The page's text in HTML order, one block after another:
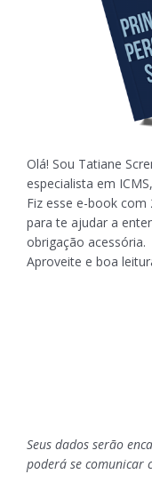
Olá! Sou Tatiane
especialista em
Fiz esse e-book com
para te ajudar a
obrigação acessória.
Aproveite e boa
Seus dados serão
poderá se comunicar